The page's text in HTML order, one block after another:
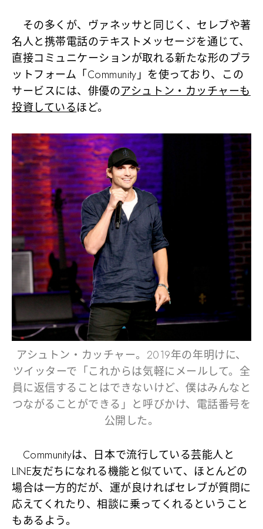
その多くが、ヴァネッサと同じく、セレブや著
名人と携帯電話のテキストメッセージを通じて、
直接コミュニケーションが取れる新たな形のプラ
ットフォーム「Community」を使っており、この
サービスには、俳優のアシュトン・カッチャーも
投資しているほど。
アシュトン・カッチャー。2019年の年明けに、
ツイッターで「これからは気軽にメールして。全
員に返信することはできないけど、僕はみんなと
つながることができる」と呼びかけ、電話番号を
公開した。
Communityは、日本で流行している芸能人と
LINE友だちになれる機能と似ていて、ほとんどの
場合は一方的だが、運が良ければセレブが質問に
応えてくれたり、相談に乗ってくれるということ
もあるよう。